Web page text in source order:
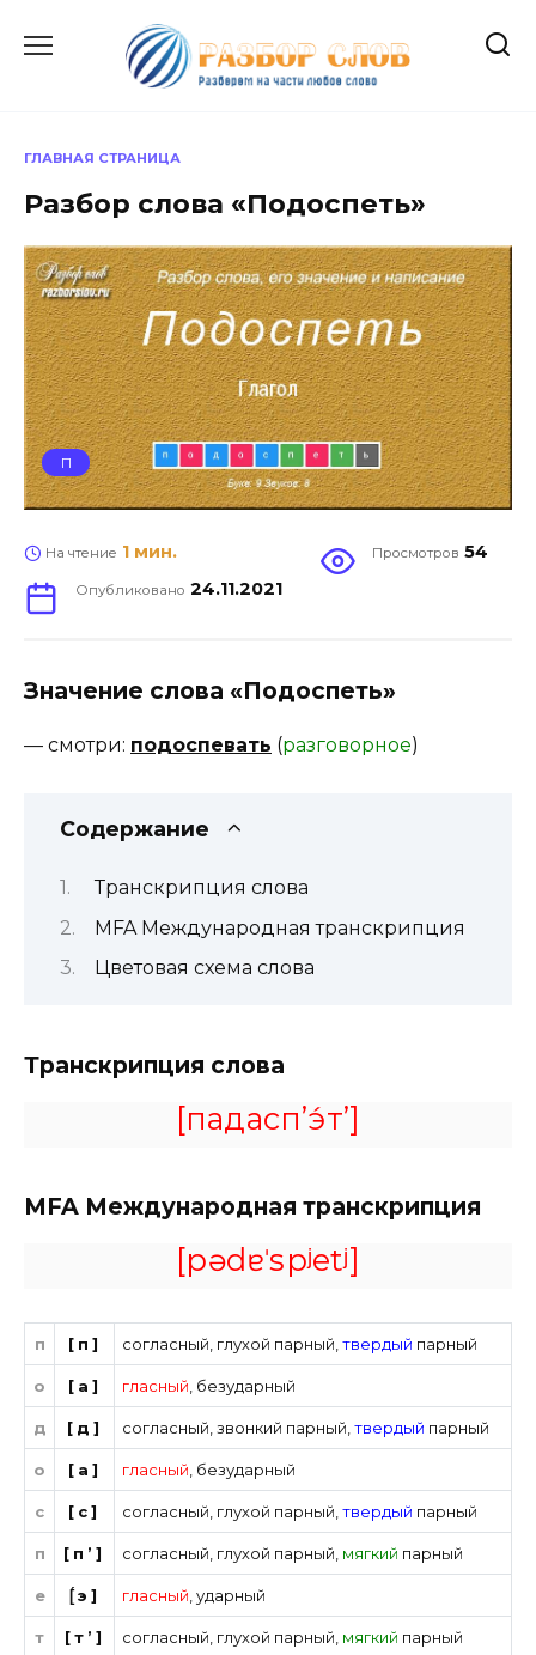
содержанию
ГЛАВНАЯ СТРАНИЦА
Разбор слова «Подоспеть»
П
На чтение 1 мин. Просмотров 54
Опубликовано 24.11.2021
Значение слова «Подоспеть»
— смотри: подоспевать (разговорное)
Содержание
Транскрипция слова
MFA Международная транскрипция
Цветовая схема слова
Транскрипция слова
[падасп’э́т’]
MFA Международная транскрипция
[pədɐˈspʲetʲ]
п [п] согласный глухой парный ,твердый парный
о [а] гласный безударный
д [д] согласный ,звонкий парный ,твердый парный
о [а] гласный безударный
с [с] согласный глухой парный ,твердый парный
п [п’] согласный глухой парный мягкий парный
е [́э] гласный ,ударный
т [т’] согласный глухой парный мягкий парный